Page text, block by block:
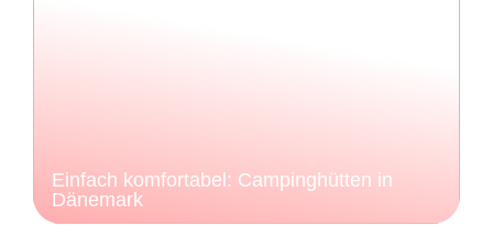
Einfach komfortabel: Campinghütten in
Dänemark